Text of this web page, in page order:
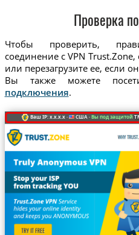
Проверка
Чтобы проверить,
соединение с VPN Trust.Zone,
или перезагрузите ее, если
Вы также можете
подключения.
Ваш IP: x.x.x.x · США ·Вы под защитой